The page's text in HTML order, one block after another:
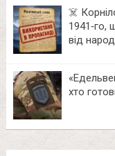
☠️
1941‑го,
від
хто